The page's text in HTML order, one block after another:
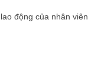
động của nhân viên